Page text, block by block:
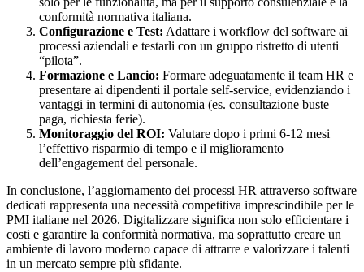
conformità normativa italiana.
Configurazione e Test: Adattare i workflow del software ai
processi aziendali e testarli con un gruppo ristretto di utenti
“pilota”.
Formazione e Lancio: Formare adeguatamente il team HR e
presentare ai dipendenti il portale self-service, evidenziando i
vantaggi in termini di autonomia (es. consultazione buste
paga, richiesta ferie).
Monitoraggio del ROI: Valutare dopo i primi 6-12 mesi
l’effettivo risparmio di tempo e il miglioramento
dell’engagement del personale.
In conclusione, l’aggiornamento dei processi HR attraverso software
dedicati rappresenta una necessità competitiva imprescindibile per le
PMI italiane nel 2026. Digitalizzare significa non solo efficientare i
costi e garantire la conformità normativa, ma soprattutto creare un
ambiente di lavoro moderno capace di attrarre e valorizzare i talenti
in un mercato sempre più sfidante.